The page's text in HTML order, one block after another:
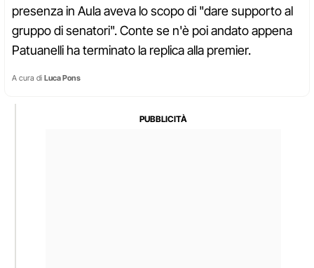
presenza in Aula aveva lo scopo di "dare supporto al
gruppo di senatori". Conte se n'è poi andato appena
Patuanelli ha terminato la replica alla premier.
A cura di Luca Pons